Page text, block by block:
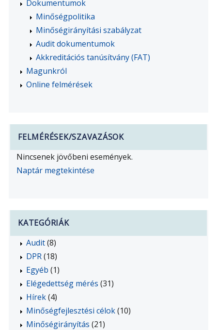
Dokumentumok
Minőségpolitika
Minőségirányítási szabályzat
Audit dokumentumok
Akkreditációs tanúsítvány (FAT)
Magunkról
Online felmérések
FELMÉRÉSEK/SZAVAZÁSOK
Nincsenek jövőbeni események.
Naptár megtekintése
KATEGÓRIÁK
Audit(8)
DPR(18)
Egyéb (1)
Elégedettség mérés (31)
Hírek(4)
Minőségfejlesztési célok(10)
Minőségirányítás (21)